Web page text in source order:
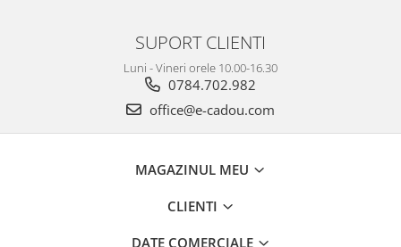
SUPORT CLIENTI
Luni - Vineri orele 10.00-16.30
0784.702.982
office@e-cadou.com
MAGAZINUL MEU
CLIENTI
DATE COMERCIALE